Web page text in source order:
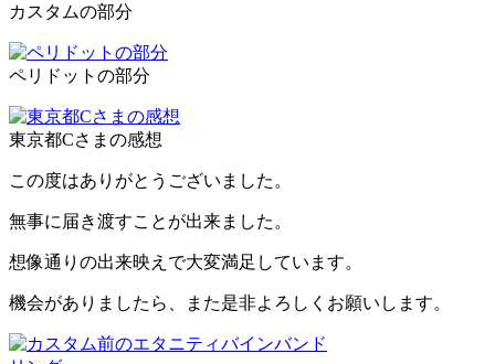
カスタムの部分
ペリドットの部分
東京都Cさまの感想
この度はありがとうございました。
無事に届き渡すことが出来ました。
想像通りの出来映えで大変満足しています。
機会がありましたら、また是非よろしくお願いします。